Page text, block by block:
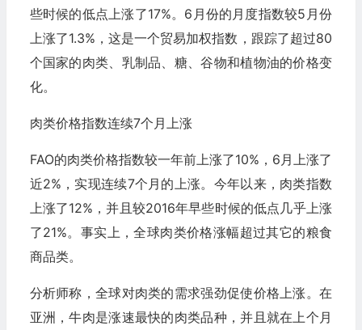
些时候的低点上涨了17%。6月份的月度指数较5月份
上涨了1.3%，这是一个贸易加权指数，跟踪了超过80
个国家的肉类、乳制品、糖、谷物和植物油的价格变
化。
肉类价格指数连续7个月上涨
FAO的肉类价格指数较一年前上涨了10%，6月上涨了
近2%，实现连续7个月的上涨。今年以来，肉类指数
上涨了12%，并且较2016年早些时候的低点几乎上涨
了21%。事实上，全球肉类价格涨幅超过其它的粮食
商品类。
分析师称，全球对肉类的需求强劲促使价格上涨。在
亚洲，牛肉是涨速最快的肉类品种，并且就在上个月